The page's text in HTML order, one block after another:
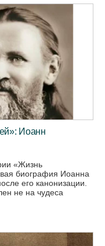
Иоанн
«Жизнь
биография Иоанна
его канонизации.
не на чудеса